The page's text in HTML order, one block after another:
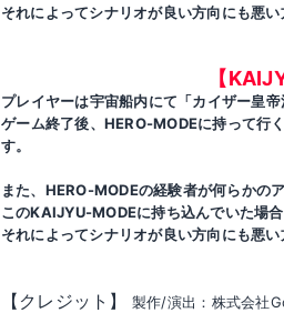
それによってシナリオが良い方向にも悪
【
プレイヤーは宇宙船内にて「カイザー皇帝
ゲーム終了後、HERO-MODEに持って行
す。
また、HERO-MODEの経験者が何らかの
このKAIJYU-MODEに持ち込んでいた場合
それによってシナリオが良い方向にも悪
【クレジット】 製作/演出：株式会社